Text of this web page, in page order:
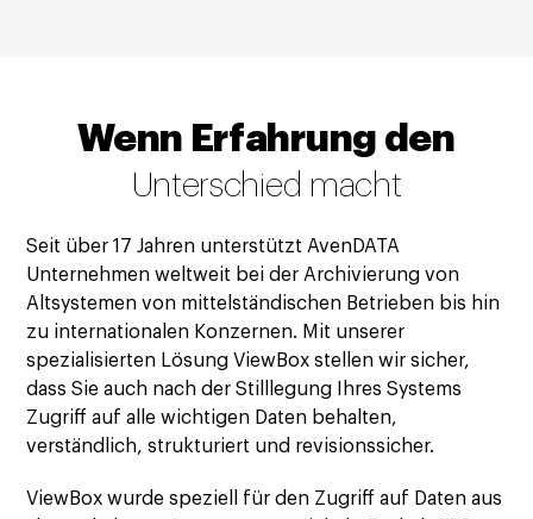
Wenn Erfahrung den
Unterschied macht
Seit über 17 Jahren unterstützt AvenDATA
Unternehmen weltweit bei der Archivierung von
Altsystemen von mittelständischen Betrieben bis hin
zu internationalen Konzernen. Mit unserer
spezialisierten Lösung ViewBox stellen wir sicher,
dass Sie auch nach der Stilllegung Ihres Systems
Zugriff auf alle wichtigen Daten behalten,
verständlich, strukturiert und revisionssicher.
ViewBox wurde speziell für den Zugriff auf Daten aus